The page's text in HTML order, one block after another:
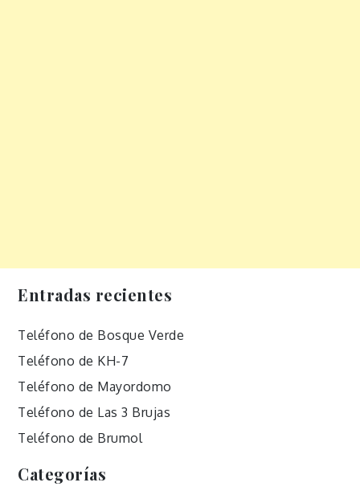
Entradas recientes
Teléfono de Bosque Verde
Teléfono de KH-7
Teléfono de Mayordomo
Teléfono de Las 3 Brujas
Teléfono de Brumol
Categorías